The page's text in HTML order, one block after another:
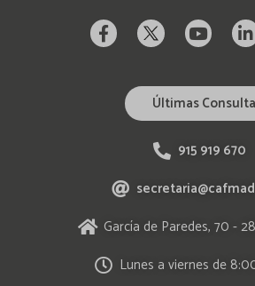
Últimas
915 919 670
García de Paredes, 70 -
Lunes a viernes de